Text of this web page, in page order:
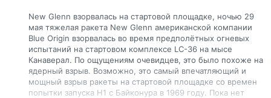
New Glenn взорвалась на стартовой площадке, ночью 29
мая тяжелая ракета New Glenn американской компании
Blue Origin взорвалась во время предполётных огневых
испытаний на стартовом комплексе LC-36 на мысе
Канаверал. По ощущениям очевидцев, это было похоже на
ядерный взрыв. Возможно, это самый впечатляющий и
мощный взрыв ракеты на стартовой площадке со времен
попытки запуска Н1 с Байконура в 1969 году. Пока нет